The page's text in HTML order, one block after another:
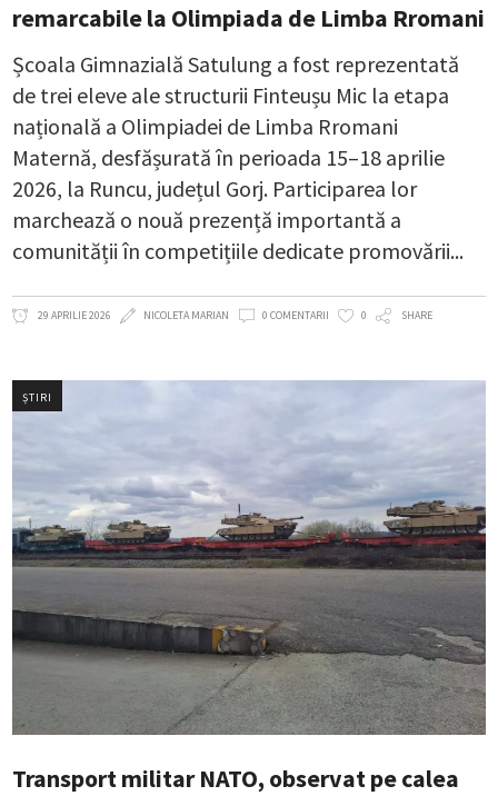
remarcabile la Olimpiada de Limba Rromani
Școala Gimnazială Satulung a fost reprezentată
de trei eleve ale structurii Finteușu Mic la etapa
națională a Olimpiadei de Limba Rromani
Maternă, desfășurată în perioada 15–18 aprilie
2026, la Runcu, județul Gorj. Participarea lor
marchează o nouă prezență importantă a
comunității în competițiile dedicate promovării
29 APRILIE 2026 NICOLETA MARIAN 0 COMENTARII 0 SHARE
ȘTIRI
Transport militar NATO, observat pe calea